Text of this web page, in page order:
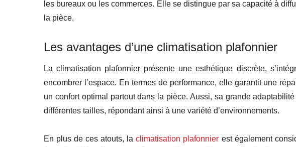
les bureaux ou les commerces. Elle se distingue par sa capacité à
la pièce.
Les avantages d’une climatisation plafonnier
La climatisation plafonnier présente une esthétique discrète,
encombrer l’espace. En termes de performance, elle garantit une
un confort optimal partout dans la pièce. Aussi, sa grande
différentes tailles, répondant ainsi à une variété d’environnements.
En plus de ces atouts, laclimatisation plafonnier est également